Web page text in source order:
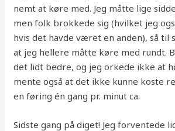
nemt at køre med. Jeg måtte lige
men folk brokkede sig (hvilket jeg
hvis det havde været en anden), så til
at jeg hellere måtte køre med rundt.
det lidt bedre, og jeg orkede ikke at
mente også at det ikke kunne koste
en føring én gang pr. minut ca.
Sidste gang på diget! Jeg forventede